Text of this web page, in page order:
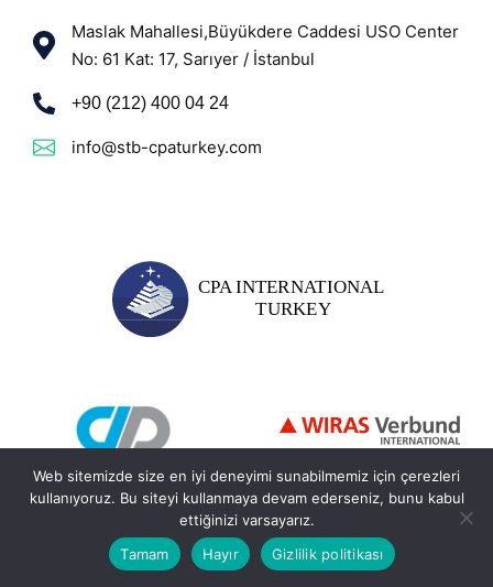
Maslak Mahallesi,Büyükdere Caddesi USO Center
No: 61 Kat: 17, Sarıyer / İstanbul
+90 (212) 400 04 24
info@stb-cpaturkey.com
© 2026 - STB CPA International Turkey. Alle Rechte
vorbehalten
Web sitemizde size en iyi deneyimi sunabilmemiz için çerezleri
kullanıyoruz. Bu siteyi kullanmaya devam ederseniz, bunu kabul
ettiğinizi varsayarız.
Tamam
Hayır Gizlilik politikası